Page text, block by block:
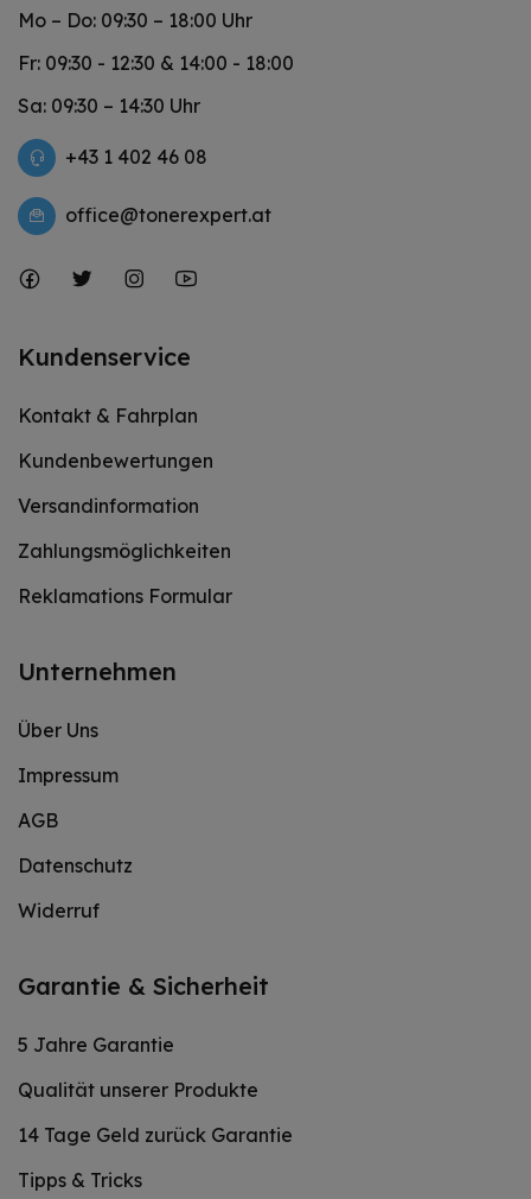
Mo – Do: 09:30 – 18:00 Uhr
Fr: 09:30 - 12:30 & 14:00 - 18:00
Sa: 09:30 – 14:30 Uhr
+43 1 402 46 08
office@tonerexpert.at
Kundenservice
Kontakt & Fahrplan
Kundenbewertungen
Versandinformation
Zahlungsmöglichkeiten
Reklamations Formular
Unternehmen
Über Uns
Impressum
AGB
Datenschutz
Widerruf
Garantie & Sicherheit
5 Jahre Garantie
Qualität unserer Produkte
14 Tage Geld zurück Garantie
Tipps & Tricks